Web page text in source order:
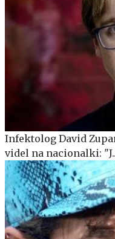
Infektolog David
videl na nacionalki: